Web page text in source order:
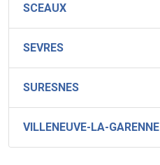
SCEAUX
SEVRES
SURESNES
VILLENEUVE-LA-GARENNE